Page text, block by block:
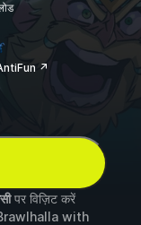
↗
पर विज़िट करें
with